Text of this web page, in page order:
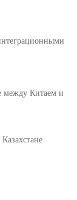
между Китаем и